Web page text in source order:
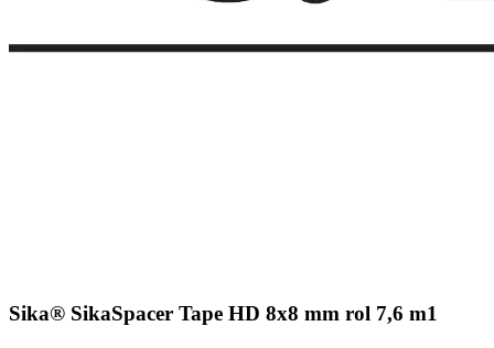
Sika® SikaSpacer Tape HD 8x8 mm rol 7,6 m1